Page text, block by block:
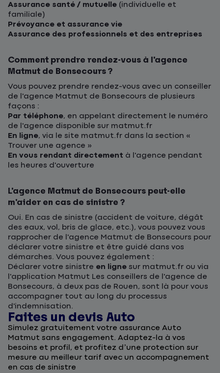
Assurance santé / mutuelle (individuelle et
familiale)
Prévoyance et assurance vie
Assurance des professionnels et des entreprises
Comment prendre rendez-vous à l'agence
Matmut de Bonsecours ?
Vous pouvez prendre rendez-vous avec un conseiller
de l'agence Matmut de Bonsecours de plusieurs
façons :
Par téléphone, en appelant directement le numéro
de l'agence disponible sur matmut.fr
En ligne, via le site matmut.fr dans la section «
Trouver une agence »
En vous rendant directement à l'agence pendant
les heures d'ouverture
L'agence Matmut de Bonsecours peut-elle
m'aider en cas de sinistre ?
Oui. En cas de sinistre (accident de voiture, dégât
des eaux, vol, bris de glace, etc.), vous pouvez vous
rapprocher de l'agence Matmut de Bonsecours pour
déclarer votre sinistre et être guidé dans vos
démarches. Vous pouvez également :
Déclarer votre sinistre en ligne sur matmut.fr ou via
l'application Matmut Les conseillers de l'agence de
Bonsecours, à deux pas de Rouen, sont là pour vous
accompagner tout au long du processus
d'indemnisation.
Faites un devis Auto
Simulez gratuitement votre assurance Auto
Matmut sans engagement. Adaptez-la à vos
besoins et profil, et profitez d’une protection sur
mesure au meilleur tarif avec un accompagnement
en cas de sinistre